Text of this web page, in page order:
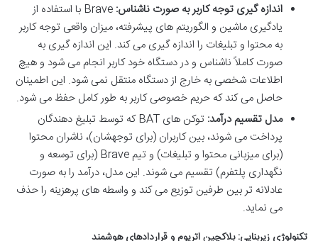
اندازه گیری توجه کاربر به صورت ناشناس:
Brave با استفاده از
یادگیری ماشین و الگوریتم های پیشرفته، میزان واقعی توجه کاربر
به محتوا و تبلیغات را اندازه گیری می کند. این اندازه گیری به
صورت کاملاً ناشناس و در دستگاه خود کاربر انجام می شود و هیچ
اطلاعات شخصی به خارج از دستگاه منتقل نمی شود. این اطمینان
حاصل می کند که حریم خصوصی کاربر به طور کامل حفظ می شود.
مدل تقسیم درآمد:
توکن های BAT که توسط تبلیغ دهندگان
پرداخت می شوند، بین کاربران (برای توجهشان)، ناشران محتوا
(برای میزبانی محتوا و تبلیغات) و تیم Brave (برای توسعه و
نگهداری پلتفرم) تقسیم می شوند. این مدل، درآمد را به صورت
عادلانه تر بین طرفین توزیع می کند و واسطه های پرهزینه را حذف
می نماید.
تکنولوژی زیربنایی: بلاکچین اتریوم و قراردادهای هوشمند